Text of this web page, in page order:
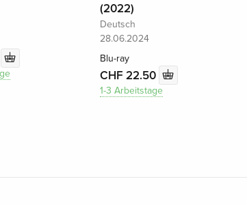
(2022)
Deutsch
28.06.2024
Blu-ray
CHF 22.50
1-3 Arbeitstage